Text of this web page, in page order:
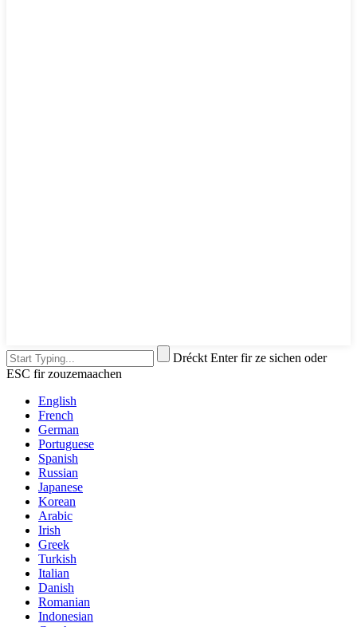
Dréckt Enter fir ze sichen oder
ESC fir zouzemaachen
English
French
German
Portuguese
Spanish
Russian
Japanese
Korean
Arabic
Irish
Greek
Turkish
Italian
Danish
Romanian
Indonesian